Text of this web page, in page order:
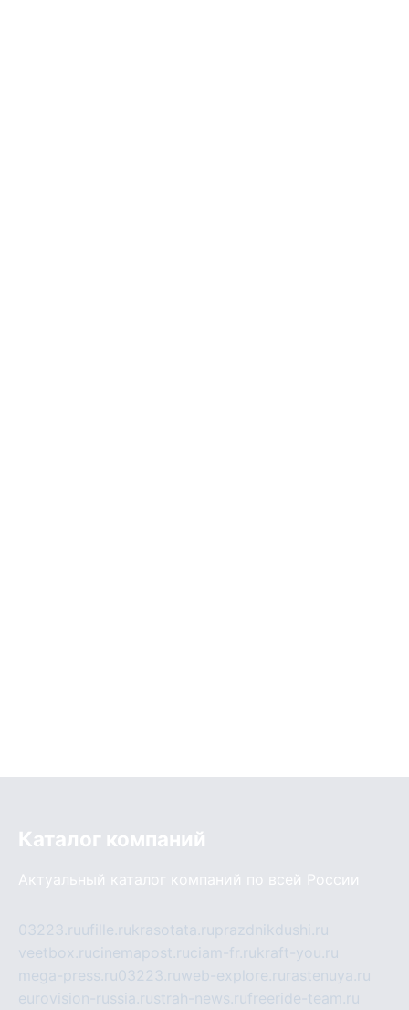
Каталог компаний
Актуальный каталог компаний по всей России
03223.ruufille.rukrasotata.ruprazdnikdushi.ru
veetbox.rucinemapost.ruciam-fr.rukraft-you.ru
mega-press.ru03223.ruweb-explore.ru rastenuya.ru
eurovision-russia.rustrah-news.rufreeride-team.ru